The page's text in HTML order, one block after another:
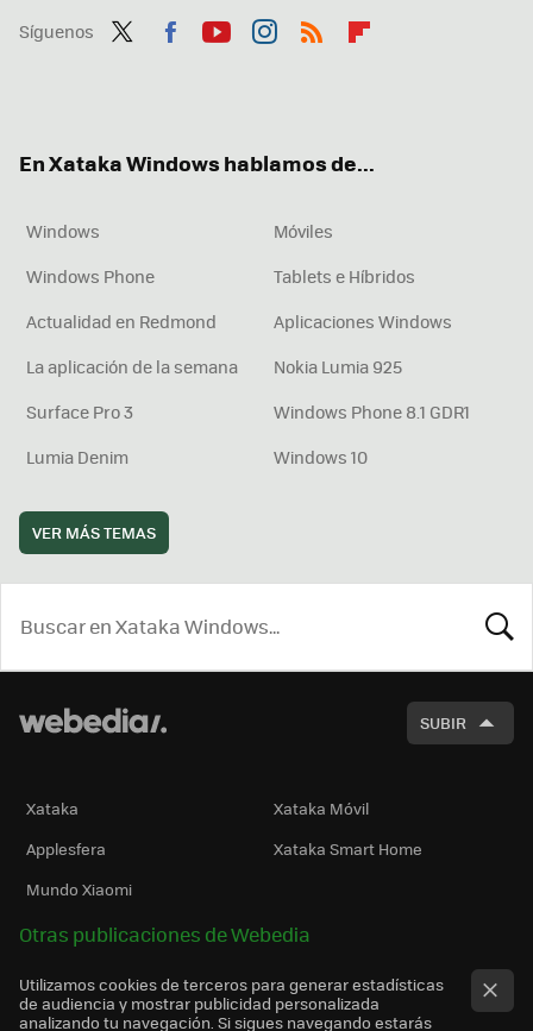
Síguenos
En Xataka Windows hablamos de...
Windows
Móviles
Windows Phone
Tablets e Híbridos
Actualidad en Redmond
Aplicaciones Windows
La aplicación de la semana
Nokia Lumia 925
Surface Pro 3
Windows Phone 8.1 GDR1
Lumia Denim
Windows 10
VER MÁS TEMAS
SUBIR
Xataka
Xataka Móvil
Applesfera
Xataka Smart Home
Mundo Xiaomi
Otras publicaciones de Webedia
Utilizamos cookies de terceros para generar estadísticas
de audiencia y mostrar publicidad personalizada
analizando tu navegación. Si sigues navegando estarás